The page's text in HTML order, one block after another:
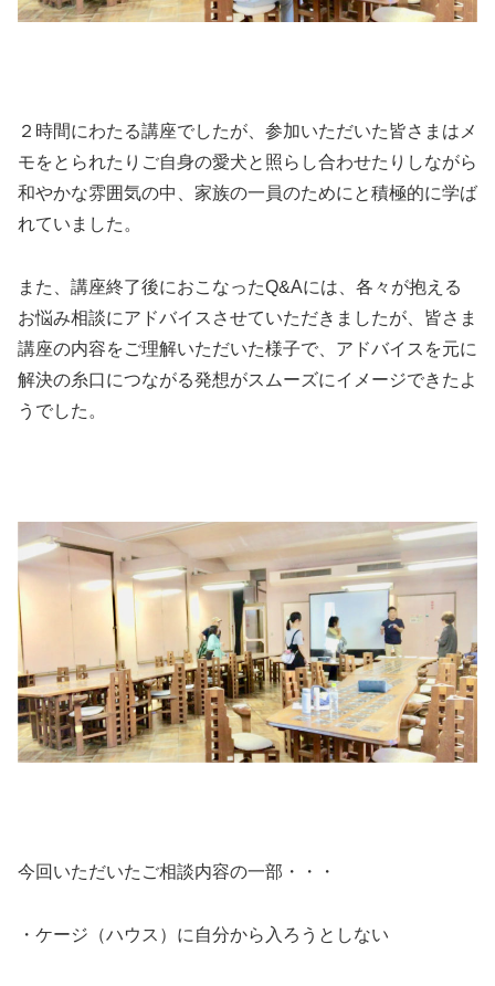
２時間にわたる講座でしたが、参加いただいた皆さまはメ
モをとられたりご自身の愛犬と照らし合わせたりしながら
和やかな雰囲気の中、家族の一員のためにと積極的に学ば
れていました。
また、講座終了後におこなったQ&Aには、各々が抱える
お悩み相談にアドバイスさせていただきましたが、皆さま
講座の内容をご理解いただいた様子で、アドバイスを元に
解決の糸口につながる発想がスムーズにイメージできたよ
うでした。
今回いただいたご相談内容の一部・・・
・ケージ（ハウス）に自分から入ろうとしない